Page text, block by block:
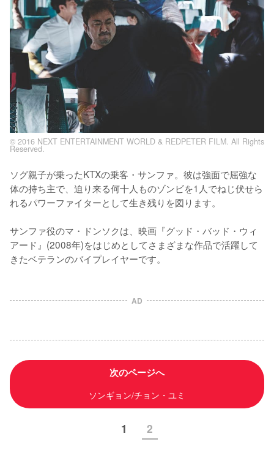
© 2016 NEXT ENTERTAINMENT WORLD & REDPETER FILM. All Rights
Reserved.
ソグ親子が乗ったKTXの乗客・サンファ。彼は強面で屈強な
体の持ち主で、迫り来る何十人ものゾンビを1人でねじ伏せら
れるパワーファイターとして生き残りを図ります。
サンファ役のマ・ドンソクは、映画『グッド・バッド・ウィ
アード』(2008年)をはじめとしてさまざまな作品で活躍して
きたベテランのバイプレイヤーです。
AD
次のページへ
ソンギョン/チョン・ユミ
1 2